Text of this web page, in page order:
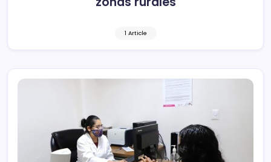
1 Article